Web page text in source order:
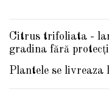
Citrus trifoliata -
gradina fără
Plantele se livreaza